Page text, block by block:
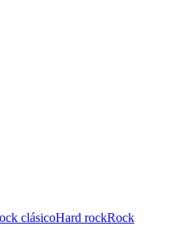
clásicoHard rockRock